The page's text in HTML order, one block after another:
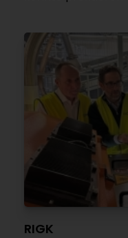
RIGK